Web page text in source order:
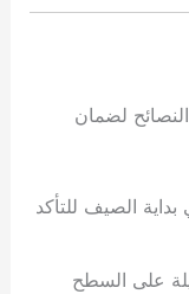
لضمان
الصيف للتأكد
على السطح